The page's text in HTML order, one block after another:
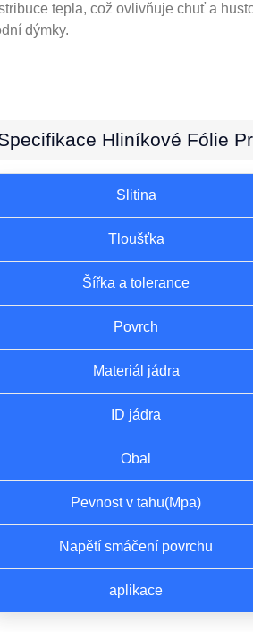
tepla, což ovlivňuje chuť a
dýmky.
Hliníkové Fólie
Slitina
Tloušťka
Šířka a tolerance
Povrch
Materiál jádra
ID jádra
Obal
Pevnost v tahu(Mpa)
Napětí smáčení povrchu
aplikace